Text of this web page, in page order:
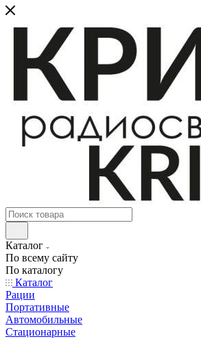
Каталог
По всему сайту
По каталогу
Каталог
Рации
Портативные
Автомобильные
Стационарные